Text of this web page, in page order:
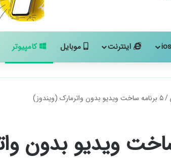
اینترنت موبایل کامپیوتر
/۵ برنامه ساخت ویدیو بدون واترمارک (ویندوز)
ساخت ویدیو بدون